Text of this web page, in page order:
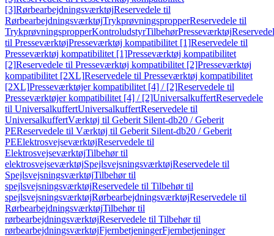
[3]RørbearbejdningsværktøjReservedele til
RørbearbejdningsværktøjTrykprøvningspropperReservedele til
TrykprøvningspropperKontroludstyrTilbehørPresseværktøj
til PresseværktøjPresseværktøj kompatibilitet [1]Reservedele til
Presseværktøj kompatibilitet [1]Presseværktøj kompatibilitet
[2]Reservedele til Presseværktøj kompatibilitet [2]Presseværktøj
kompatibilitet [2XL]Reservedele til Presseværktøj kompatibilitet
[2XL]Presseværktøjer kompatibilitet [4] / [2]Reservedele til
Presseværktøjer kompatibilitet [4] / [2]UniversalkuffertReservedele
til UniversalkuffertUniversalkuffertReservedele til
UniversalkuffertVærktøj til Geberit Silent-db20 / Geberit
PEReservedele til Værktøj til Geberit Silent-db20 / Geberit
PEElektrosvejseværktøjReservedele til
ElektrosvejseværktøjTilbehør til
elektrosvejseværktøjSpejlsvejsningsværktøjReservedele til
SpejlsvejsningsværktøjTilbehør til
spejlsvejsningsværktøjReservedele til Tilbehør til
spejlsvejsningsværktøjRørbearbejdningsværktøjReservedele til
RørbearbejdningsværktøjTilbehør til
rørbearbejdningsværktøjReservedele til Tilbehør til
rørbearbejdningsværktøjFjernbetjeningerFjernbetjeninger